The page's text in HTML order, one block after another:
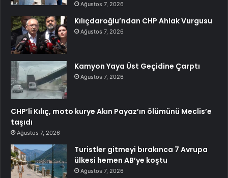
Ağustos 7, 2026
Kılıçdaroğlu’ndan CHP Ahlak Vurgusu
Ağustos 7, 2026
Kamyon Yaya Üst Geçidine Çarptı
Ağustos 7, 2026
CHP’li Kılıç, moto kurye Akın Payaz’ın ölümünü Meclis’e
taşıdı
Ağustos 7, 2026
Turistler gitmeyi bırakınca 7 Avrupa
ülkesi hemen AB’ye koştu
Ağustos 7, 2026